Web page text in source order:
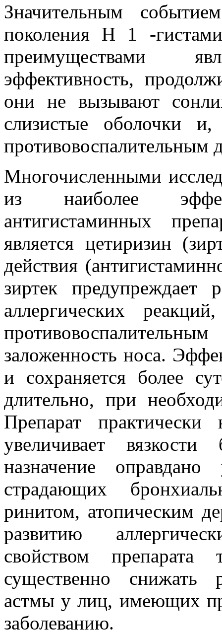
Значительным
поколения Н 1 -
преимуществами
эффективность,
они не вызывают
слизистые оболочки
противовоспалительным
Многочисленными
из наиболее
антигистаминных
является цетиризин
действия
зиртек предупреждает
аллергических
заложенность носа.
и сохраняется более
длительно, при
Препарат
увеличивает
назначение
страдающих
ринитом, атопическим
развитию
свойством препарата
существенно снижать
астмы у лиц, имеющих
заболеванию.